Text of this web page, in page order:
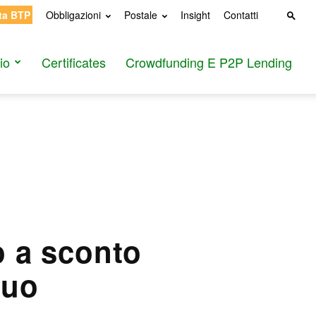
BTP Obbligazioni Postale Insight Contatti
Certificates Crowdfunding E P2P Lending
a sconto